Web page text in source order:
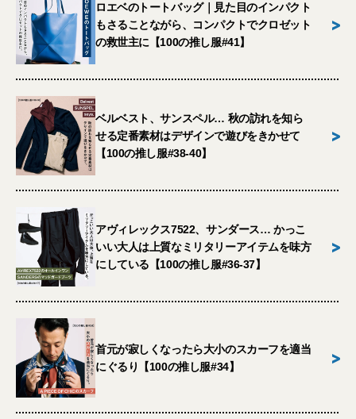
ロエベのトートバッグ｜見た目のインパクト
もさることながら、コンパクトでクロゼット
の救世主に【100の推し服#41】
>
ベルベスト、サンスペル… 秋の訪れを知ら
せる定番素材はデザインで遊びをきかせて
【100の推し服#38-40】
>
アヴィレックス7522、サンダース… かっこ
いい大人は上質なミリタリーアイテムを味方
にしている【100の推し服#36-37】
>
首元が寂しくなったら大小のスカーフを適当
にぐるり【100の推し服#34】
>